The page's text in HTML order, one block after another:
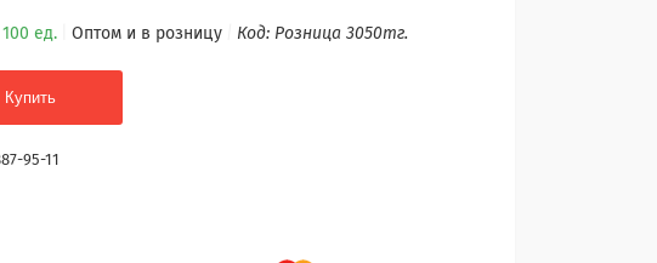
ед. Оптом и в розницу Код: Розница 3050тг.
Купить
95-11